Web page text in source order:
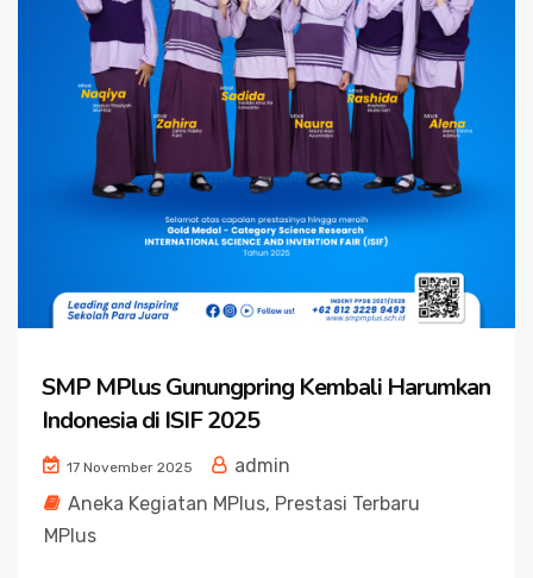
SMP MPlus Gunungpring Kembali Harumkan
Indonesia di ISIF 2025
17 November 2025
admin
Aneka Kegiatan MPlus, Prestasi Terbaru
MPlus